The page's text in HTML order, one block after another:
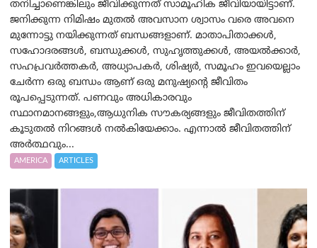
തനിച്ചാണെങ്കിലും ജീവിക്കുന്നത് സാമൂഹിക ജീവിയായിട്ടാണ്.
ജനിക്കുന്ന നിമിഷം മുതൽ അവസാന ശ്വാസം വരെ അവനെ
മുന്നോട്ടു നയിക്കുന്നത് ബന്ധങ്ങളാണ്. മാതാപിതാക്കൾ,
സഹോദരങ്ങൾ, ബന്ധുക്കൾ, സുഹൃത്തുക്കൾ, അയൽക്കാർ,
സഹപ്രവർത്തകർ, അധ്യാപകർ, ശിഷ്യർ, സമൂഹം ഇവയെല്ലാം
ചേർന്ന ഒരു ബന്ധം ആണ് ഒരു മനുഷ്യന്റെ ജീവിതം
രൂപപ്പെടുന്നത്. പണവും അധികാരവും
സ്ഥാനമാനങ്ങളും,ആധുനിക സൗകര്യങ്ങളും ജീവിതത്തിന്
കൂടുതൽ നിറങ്ങൾ നൽകിയേക്കാം. എന്നാൽ ജീവിതത്തിന്
അർത്ഥവും...
AMERICA ARTICLES